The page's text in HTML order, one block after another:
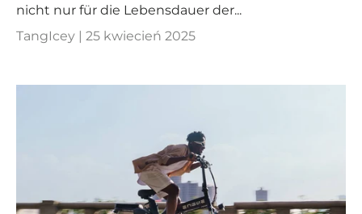
nicht nur für die Lebensdauer der...
TangIcey | 25 kwiecień 2025